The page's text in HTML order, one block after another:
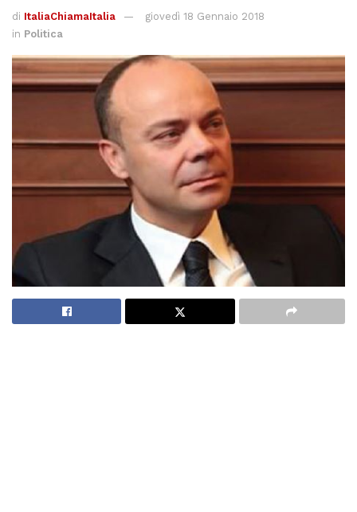
di ItaliaChiamaItalia
giovedì 18 Gennaio 2018
in Politica